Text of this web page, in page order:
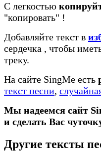
С легкостью
"копировать" !
Добавляйте текст в
сердечка , чтобы
треку.
На сайте SingMe есть
текст песни,
Мы надеемся сайт
и сделать Вас
Другие тексты